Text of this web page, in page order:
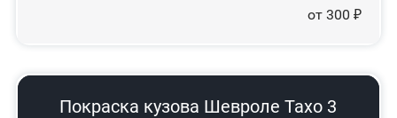
от 300 ₽
Покраска кузова Шевроле Тахо 3